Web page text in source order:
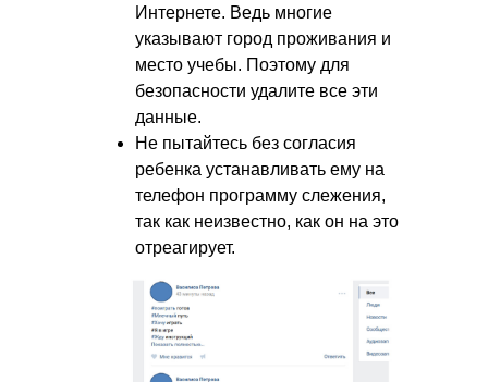
Интернете. Ведь многие
указывают город проживания и
место учебы. Поэтому для
безопасности удалите все эти
данные.
Не пытайтесь без согласия
ребенка устанавливать ему на
телефон программу слежения,
так как неизвестно, как он на это
отреагирует.